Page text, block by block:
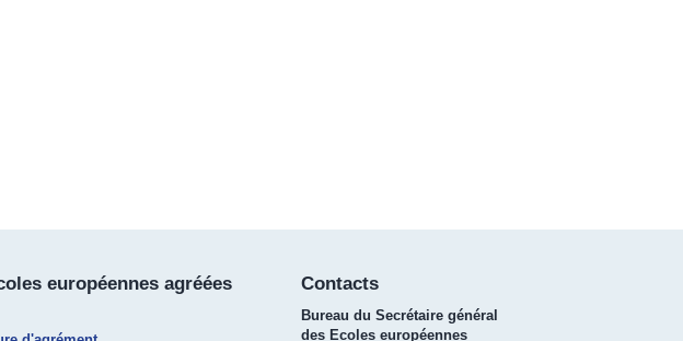
européennes agréées Contacts
Bureau du Secrétaire général
des Ecoles européennes